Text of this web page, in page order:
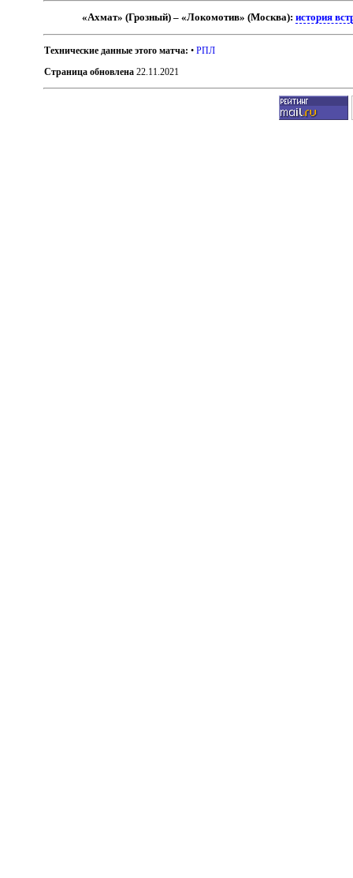
«Ахмат» (Грозный) – «Локомотив» (Москва):история
Технические данные этого матча: •РПЛ
Страница обновлена 22.11.2021